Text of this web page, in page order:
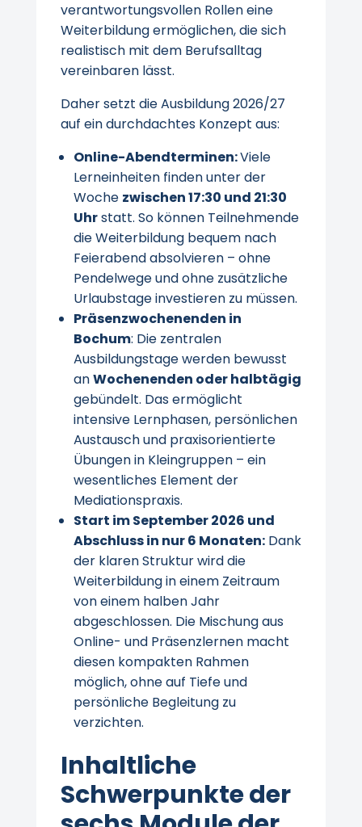
verantwortungsvollen Rollen eine
Weiterbildung ermöglichen, die sich
realistisch mit dem Berufsalltag
vereinbaren lässt.
Daher setzt die Ausbildung 2026/27
auf ein durchdachtes Konzept aus:
Online-Abendterminen:Viele
Lerneinheiten finden unter der
Woche zwischen 17:30 und 21:30
Uhrstatt. So können Teilnehmende
die Weiterbildung bequem nach
Feierabend absolvieren – ohne
Pendelwege und ohne zusätzliche
Urlaubstage investieren zu müssen.
Präsenzwochenenden in
Bochum: Die zentralen
Ausbildungstage werden bewusst
anWochenenden oder halbtägig
gebündelt. Das ermöglicht
intensive Lernphasen, persönlichen
Austausch und praxisorientierte
Übungen in Kleingruppen – ein
wesentliches Element der
Mediationspraxis.
Start im September 2026 und
Abschluss in nur 6 Monaten:Dank
der klaren Struktur wird die
Weiterbildung in einem Zeitraum
von einem halben Jahr
abgeschlossen. Die Mischung aus
Online- und Präsenzlernen macht
diesen kompakten Rahmen
möglich, ohne auf Tiefe und
persönliche Begleitung zu
verzichten.
Inhaltliche
Schwerpunkte der